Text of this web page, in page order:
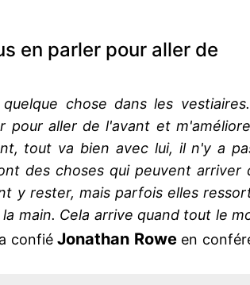
en parler pour aller de
chose dans les
pour aller de l'avant et
tout va bien avec lui, il n'y a
des choses qui peuvent arriver
y rester, mais parfois elles
main. Cela arrive quand tout le
confiéJonathan Roween